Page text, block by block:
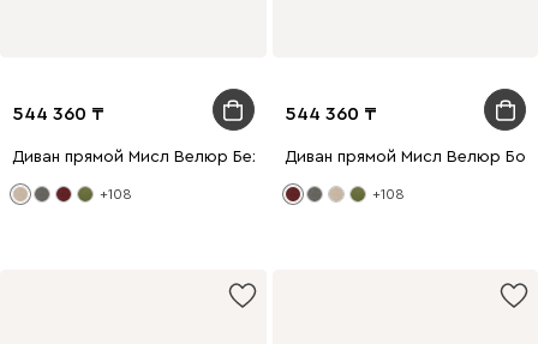
544 360
Диван прямой Мисл Велюр Бежевый
+108
544 360
Диван прямой Мисл Велюр
+108